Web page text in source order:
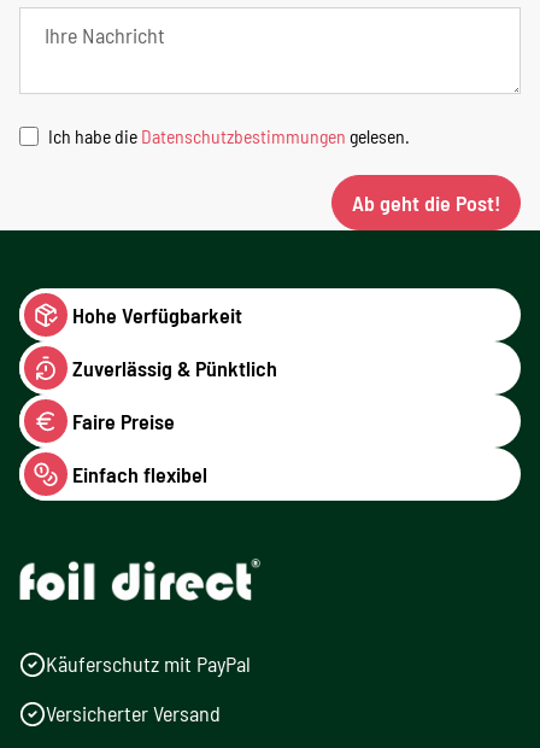
Ich habe die Datenschutzbestimmungen gelesen.
Ab geht die Post!
Hohe Verfügbarkeit
Zuverlässig & Pünktlich
Faire Preise
Einfach flexibel
Käuferschutz mit PayPal
Versicherter Versand